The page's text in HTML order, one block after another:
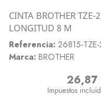
CINTA BROTHER
LONGITUD 8 M
Referencia: 26815-TZE-
Marca: BROTHER
Precio26,87
Impuestos